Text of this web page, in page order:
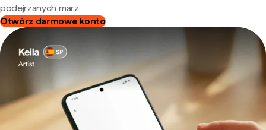
podejrzanych marż.
Otwórz darmowe konto